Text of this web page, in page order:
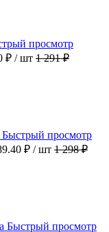
просмотр
₽ / шт 1 291 ₽
Быстрый просмотр
₽ / шт 1 298 ₽
Быстрый просмотр